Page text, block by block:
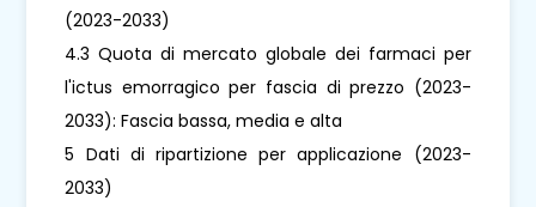
(2023-2033)
4.3 Quota di mercato globale dei farmaci per
l'ictus emorragico per fascia di prezzo (2023-
2033): Fascia bassa, media e alta
5 Dati di ripartizione per applicazione (2023-
2033)